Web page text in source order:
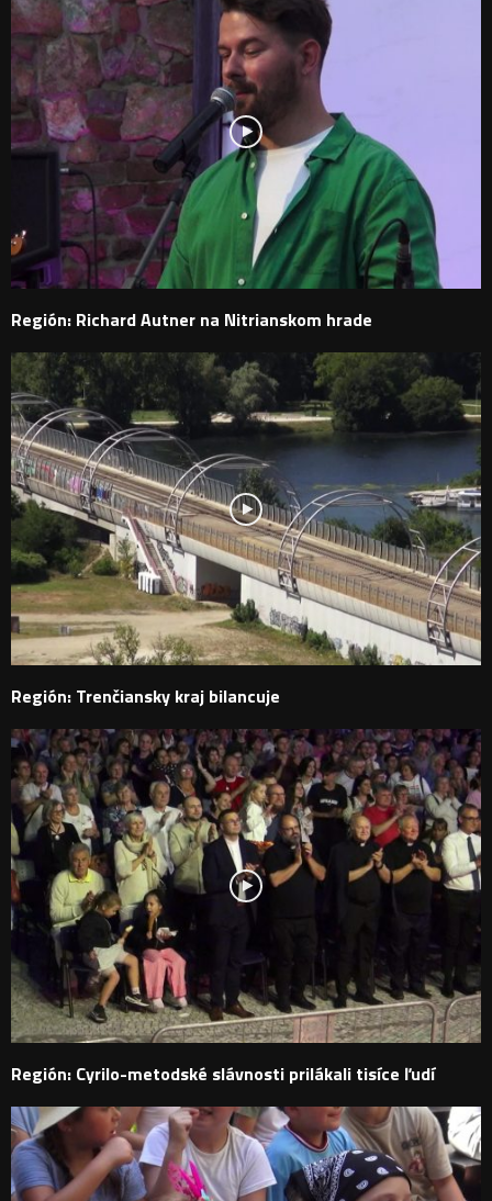
Región: Richard Autner na Nitrianskom hrade
Región: Trenčiansky kraj bilancuje
Región: Cyrilo-metodské slávnosti prilákali tisíce ľudí